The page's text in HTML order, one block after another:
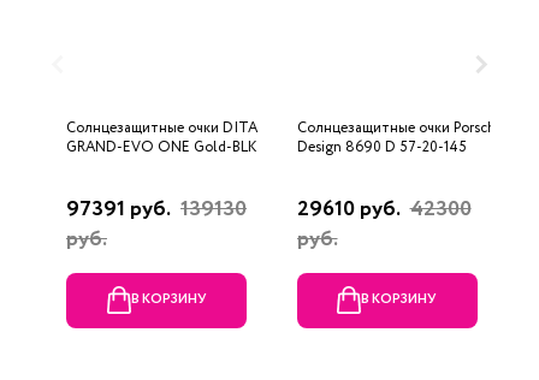
Солнцезащитные очки DITA
GRAND-EVO ONE Gold-BLK
97391 руб. 139130
руб.
В КОРЗИНУ
Солнцезащитные очки Porsche
Design 8690 D 57-20-145
29610 руб. 42300
руб.
В КОРЗИНУ